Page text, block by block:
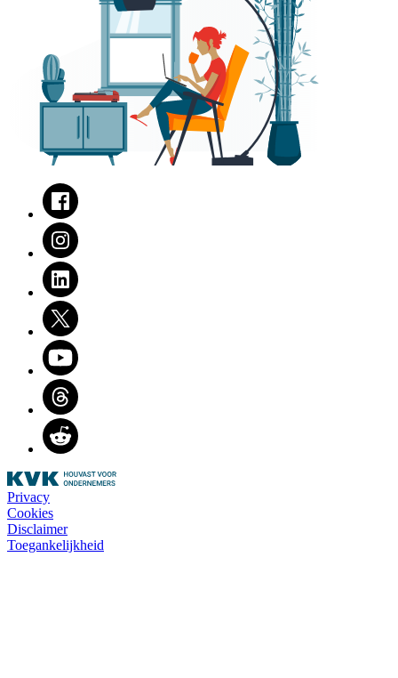
Facebook
Instagram
LinkedIn
Twitter
Youtube
Threads
Reddit
Privacy
Cookies
Disclaimer
Toegankelijkheid